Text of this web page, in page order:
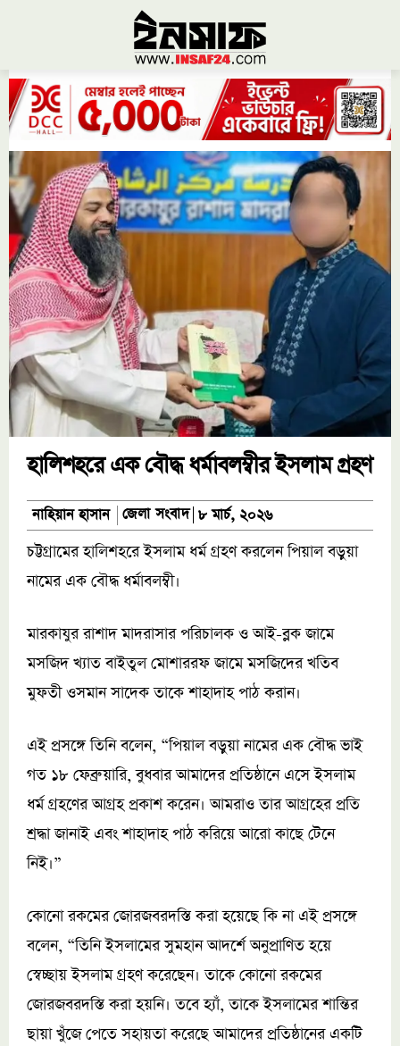
হালিশহরে এক বৌদ্ধ ধর্মাবলম্বীর ইসলাম গ্রহণ
নাহিয়ান হাসান জেলা সংবাদ ৮ মার্চ, ২০২৬
চট্টগ্রামের হালিশহরে ইসলাম ধর্ম গ্রহণ করলেন পিয়াল বড়ুয়া
নামের এক বৌদ্ধ ধর্মাবলম্বী।
মারকাযুর রাশাদ মাদরাসার পরিচালক ও আই-ব্লক জামে
মসজিদ খ্যাত বাইতুল মোশাররফ জামে মসজিদের খতিব
মুফতী ওসমান সাদেক তাকে শাহাদাহ পাঠ করান।
এই প্রসঙ্গে তিনি বলেন, “পিয়াল বড়ুয়া নামের এক বৌদ্ধ ভাই
গত ১৮ ফেব্রুয়ারি, বুধবার আমাদের প্রতিষ্ঠানে এসে ইসলাম
ধর্ম গ্রহণের আগ্রহ প্রকাশ করেন। আমরাও তার আগ্রহের প্রতি
শ্রদ্ধা জানাই এবং শাহাদাহ পাঠ করিয়ে আরো কাছে টেনে
নিই।”
কোনো রকমের জোরজবরদস্তি করা হয়েছে কি না এই প্রসঙ্গে
বলেন, “তিনি ইসলামের সুমহান আদর্শে অনুপ্রাণিত হয়ে
স্বেচ্ছায় ইসলাম গ্রহণ করেছেন। তাকে কোনো রকমের
জোরজবরদস্তি করা হয়নি। তবে হ্যাঁ, তাকে ইসলামের শান্তির
ছায়া খুঁজে পেতে সহায়তা করেছে আমাদের প্রতিষ্ঠানের একটি